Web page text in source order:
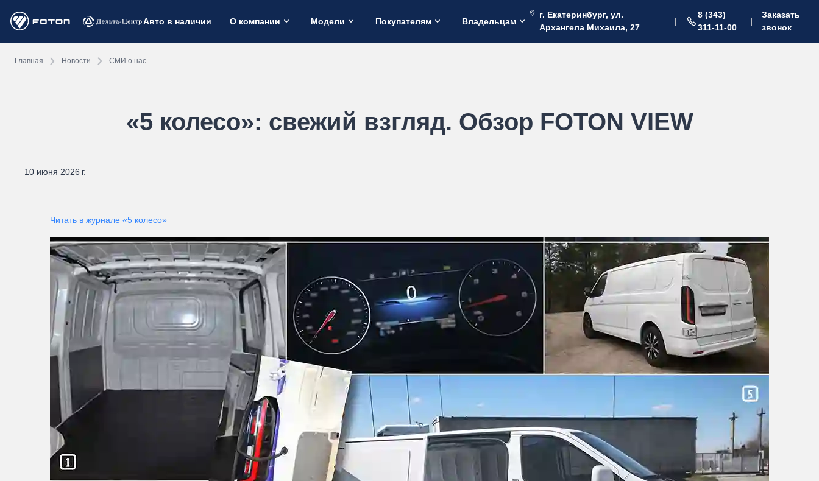
Авто в наличии О компании Модели Покупателям Владельцам
г. Екатеринбург, ул.
Архангела Михаила, 27
|
8 (343)
311-11-00
|
Заказать
звонок
Главная Новости СМИ о нас
«5 колесо»: свежий взгляд. Обзор FOTON VIEW
10 июня 2026 г.
Читать в журнале «5 колесо»